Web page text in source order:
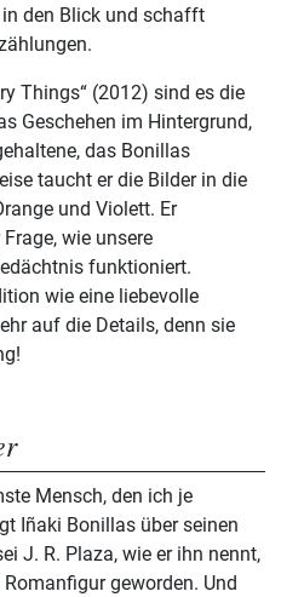
den Blick und schafft
Things“ (2012) sind es die
Geschehen im Hintergrund,
das Bonillas
taucht er die Bilder in die
und Violett. Er
wie unsere
funktioniert.
wie eine liebevolle
auf die Details, denn sie
Mensch, den ich je
Iñaki Bonillas über seinen
J. R. Plaza, wie er ihn nennt,
geworden. Und